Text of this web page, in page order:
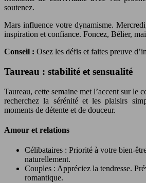
soutenez.
Mars influence votre dynamisme.
inspiration et confiance. Foncez, Bélier,
Conseil : Osez les défis et faites preuve
Taureau : stabilité et sensualité
Taureau, cette semaine met l’accent sur le
recherchez la sérénité et les plaisirs
moments de détente et de douceur.
Amour et relations
Célibataires : Priorité à votre bien-
naturellement.
Couples : Appréciez la tendresse.
romantique.